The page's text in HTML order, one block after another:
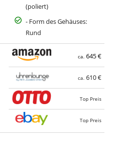
(poliert)
- Form des Gehäuses:
Rund
ca. 645 €
ca. 610 €
Top Preis
Top Preis